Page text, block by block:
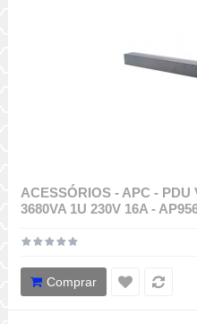
ACESSÓRIOS - APC -
3680VA 1U 230V 16A -
Comprar